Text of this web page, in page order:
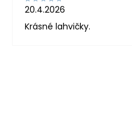
20.4.2026
Krásné lahvičky.